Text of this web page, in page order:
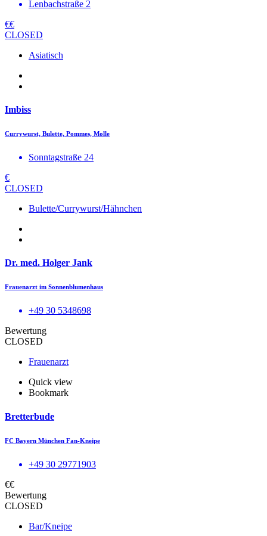
Lenbachstraße 2
€€
CLOSED
Asiatisch
Imbiss
Currywurst, Bulette, Pommes, Molle
Sonntagstraße 24
€
CLOSED
Bulette/Currywurst/Hähnchen
Dr. med. Holger Jank
Frauenarzt im Sonnenblumenhaus
+49 30 5348698
Bewertung
CLOSED
Frauenarzt
Quick view
Bookmark
Bretterbude
FC Bayern München Fan-Kneipe
+49 30 29771903
€€
Bewertung
CLOSED
Bar/Kneipe